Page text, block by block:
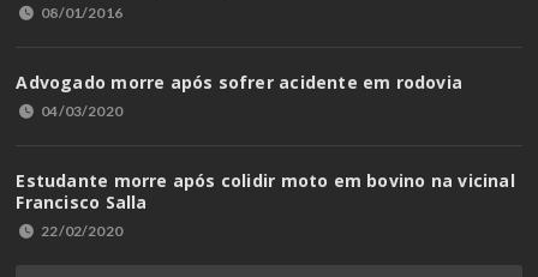
08/01/2016
Advogado morre após sofrer acidente em rodovia
04/03/2020
Estudante morre após colidir moto em bovino na vicinal
Francisco Salla
22/02/2020